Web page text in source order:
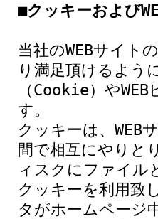
■クッキーおよび
当社のWEBサイト
り満足頂けるよう
（Cookie）や
す。
クッキーは、WEB
間で相互にやりと
ィスクにファイル
クッキーを利用致
タがホームページ